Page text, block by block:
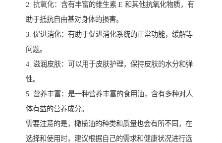
2. 抗氧化：含有丰富的维生素 E 和其他抗氧化物质，有
助于抵抗自由基对身体的损害。
3. 促进消化：有助于促进消化系统的正常功能，缓解等
问题。
4. 滋润皮肤：可以用于皮肤护理，保持皮肤的水分和弹
性。
5. 营养丰富：是一种营养丰富的食用油，含有多种对人
体有益的营养成分。
需要注意的是，橄榄油的种类和质量也会有所不同，在
选择和使用时，建议根据自己的需求和健康状况进行选